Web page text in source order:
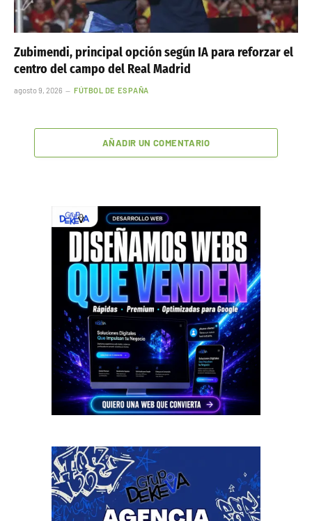
Zubimendi, principal opción según IA para reforzar el
centro del campo del Real Madrid
agosto 9, 2026 FÚTBOL DE ESPAÑA
AÑADIR UN COMENTARIO